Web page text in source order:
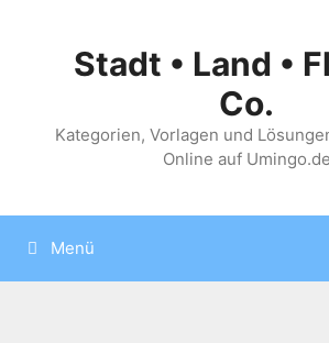
springenStadt • Land •
Co.
Kategorien, Vorlagen und
Online auf Umingo.de
Menü